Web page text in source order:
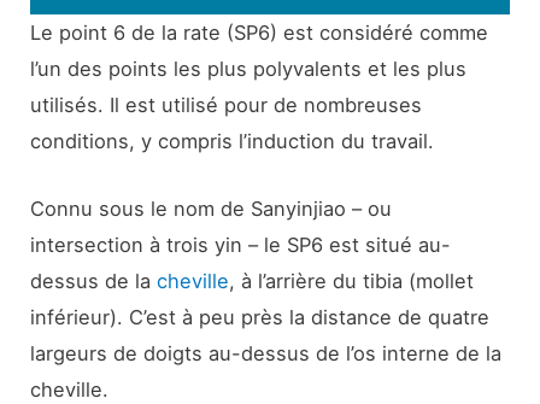
Le point 6 de la rate (SP6) est considéré comme
l’un des points les plus polyvalents et les plus
utilisés. Il est utilisé pour de nombreuses
conditions, y compris l’induction du travail.
Connu sous le nom de Sanyinjiao – ou
intersection à trois yin – le SP6 est situé au-
dessus de lacheville, à l’arrière du tibia (mollet
inférieur). C’est à peu près la distance de quatre
largeurs de doigts au-dessus de l’os interne de la
cheville.